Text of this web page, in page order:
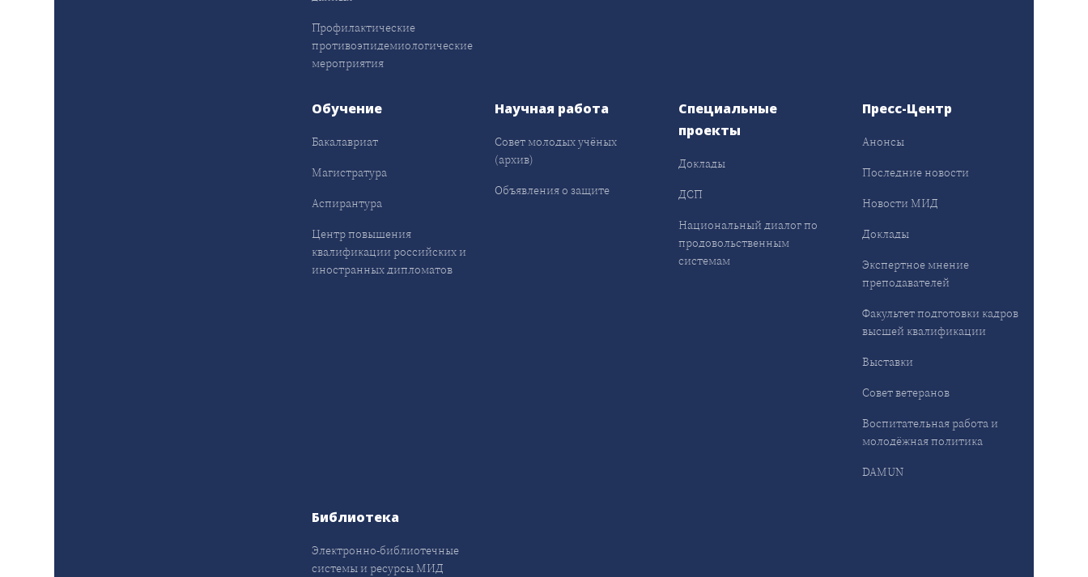
Профилактические
противоэпидемиологические
мероприятия
Обучение
Бакалавриат
Магистратура
Аспирантура
Центр повышения
квалификации российских и
иностранных дипломатов
Научная работа
Совет молодых учёных
(архив)
Объявления о защите
Специальные
проекты
Доклады
ДСП
Национальный диалог по
продовольственным
системам
Пресс-Центр
Анонсы
Последние новости
Новости МИД
Доклады
Экспертное мнение
преподавателей
Факультет подготовки кадров
высшей квалификации
Выставки
Совет ветеранов
Воспитательная работа и
молодёжная политика
DAMUN
Библиотека
Электронно-библиотечные
системы и ресурсы МИД